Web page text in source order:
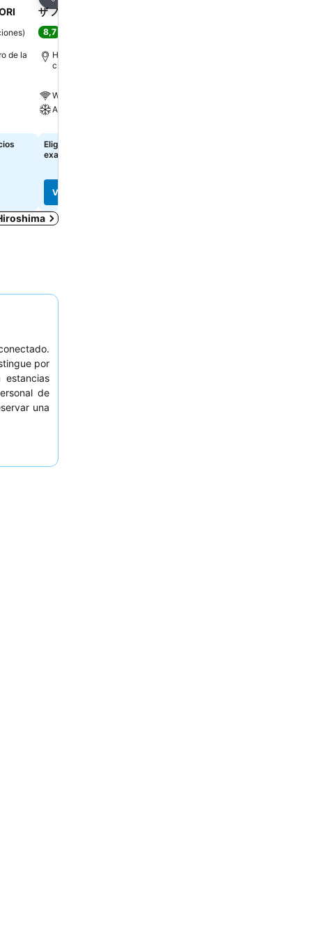
)
de la
Compartir
ザ ノット 広島 The Knot Hiroshima
8,7
Hiroshima, a 0.5 km de: Centro de la
ciudad
Wi-Fi gratis
Aire acondicionado
Elige fechas para ver los precios
exactos
Ver precios
por
de
una